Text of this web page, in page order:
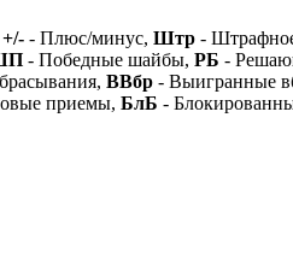
+/- - Плюс/минус, Штр -
- Победные шайбы, РБ -
ВВбр - Выигранные
приемы, БлБ -